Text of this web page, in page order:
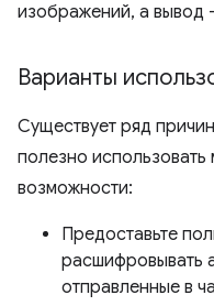
изображений, а вывод
Варианты
Существует ряд
полезно
возможности:
Предоставьте
расшифровывать
отправленные в